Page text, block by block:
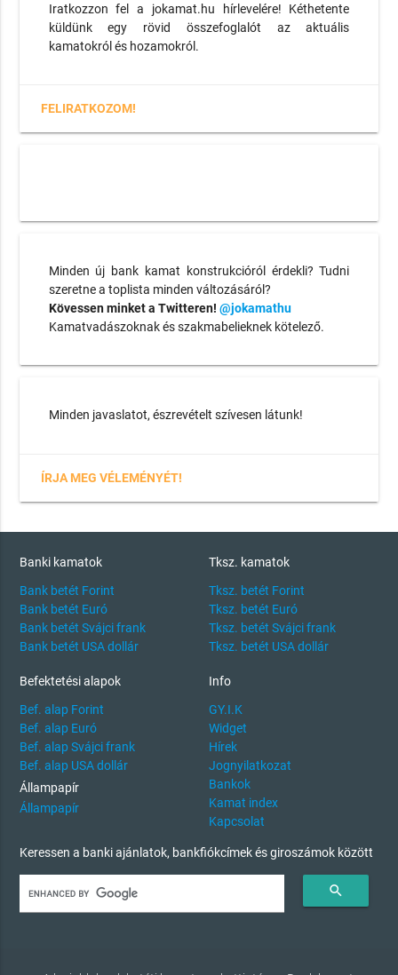
Iratkozzon fel a jokamat.hu hírlevelére! Kéthetente
küldünk egy rövid összefoglalót az aktuális
kamatokról és hozamokról.
FELIRATKOZOM!
Minden új bank kamat konstrukcióról érdekli? Tudni
szeretne a toplista minden változásáról?
Kövessen minket a Twitteren! @jokamathu
Kamatvadászoknak és szakmabelieknek kötelező.
Minden javaslatot, észrevételt szívesen látunk!
ÍRJA MEG VÉLEMÉNYÉT!
Banki kamatok
Bank betét Forint
Bank betét Euró
Bank betét Svájci frank
Bank betét USA dollár
Tksz. kamatok
Tksz. betét Forint
Tksz. betét Euró
Tksz. betét Svájci frank
Tksz. betét USA dollár
Befektetési alapok
Bef. alap Forint
Bef. alap Euró
Bef. alap Svájci frank
Bef. alap USA dollár
Állampapír
Állampapír
Info
GY.I.K
Widget
Hírek
Jognyilatkozat
Bankok
Kamat index
Kapcsolat
Keressen a banki ajánlatok, bankfiókcímek és giroszámok között
search